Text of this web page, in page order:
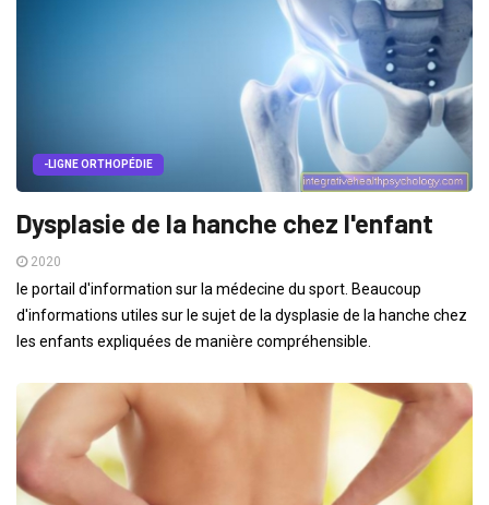
-LIGNE ORTHOPÉDIE
Dysplasie de la hanche chez l'enfant
2020
le portail d'information sur la médecine du sport. Beaucoup
d'informations utiles sur le sujet de la dysplasie de la hanche chez
les enfants expliquées de manière compréhensible.